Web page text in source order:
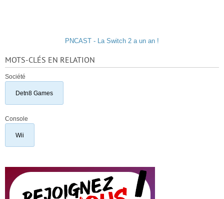
PNCAST - La Switch 2 a un an !
MOTS-CLÉS EN RELATION
Société
Detn8 Games
Console
Wii